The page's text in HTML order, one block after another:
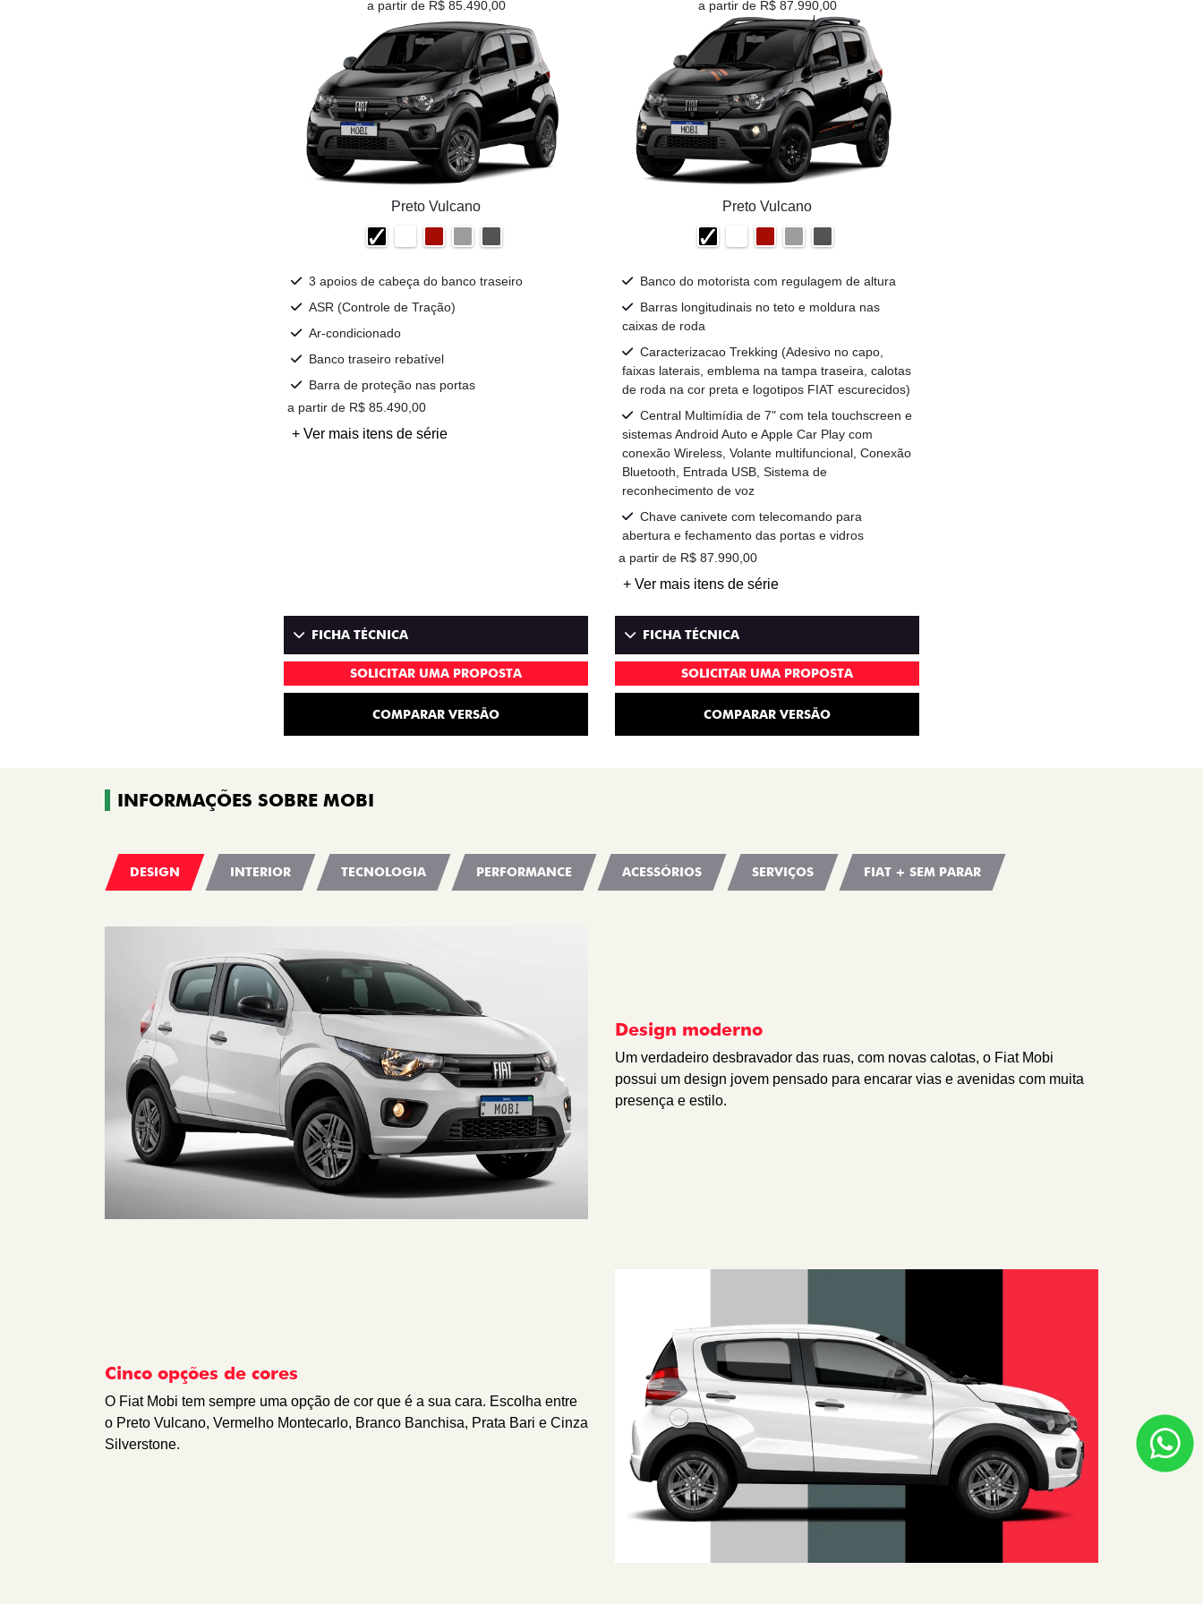
a partir de R$ 85.490,00
Preto Vulcano
3 apoios de cabeça do banco traseiro
ASR (Controle de Tração)
Ar-condicionado
Banco traseiro rebatível
Barra de proteção nas portas
a partir de R$ 85.490,00
+ Ver mais itens de série
FICHA TÉCNICA
SOLICITAR UMA PROPOSTA
COMPARAR VERSÃO
a partir de R$ 87.990,00
Preto Vulcano
Banco do motorista com regulagem de altura
Barras longitudinais no teto e moldura nas
caixas de roda
Caracterizacao Trekking (Adesivo no capo,
faixas laterais, emblema na tampa traseira, calotas
de roda na cor preta e logotipos FIAT escurecidos)
Central Multimídia de 7" com tela touchscreen e
sistemas Android Auto e Apple Car Play com
conexão Wireless, Volante multifuncional, Conexão
Bluetooth, Entrada USB, Sistema de
reconhecimento de voz
Chave canivete com telecomando para
abertura e fechamento das portas e vidros
a partir de R$ 87.990,00
+ Ver mais itens de série
FICHA TÉCNICA
SOLICITAR UMA PROPOSTA
COMPARAR VERSÃO
INFORMAÇÕES SOBRE MOBI
DESIGN INTERIOR TECNOLOGIA PERFORMANCE ACESSÓRIOS SERVIÇOS FIAT + SEM PARAR
Design moderno
Um verdadeiro desbravador das ruas, com novas calotas, o Fiat Mobi
possui um design jovem pensado para encarar vias e avenidas com muita
presença e estilo.
Cinco opções de cores
O Fiat Mobi tem sempre uma opção de cor que é a sua cara. Escolha entre
o Preto Vulcano, Vermelho Montecarlo, Branco Banchisa, Prata Bari e Cinza
Silverstone.